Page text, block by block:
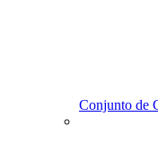
Conjunto de